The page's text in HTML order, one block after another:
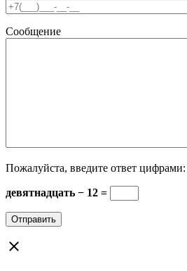
Сообщение
Пожалуйста, введите ответ цифрами:
девятнадцать − 12 =